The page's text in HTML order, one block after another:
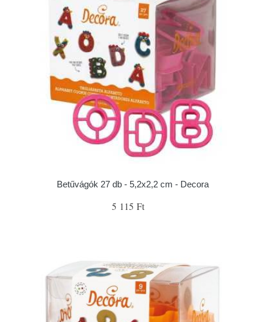
Betűvágók 27 db - 5,2x2,2 cm - Decora
5 115 Ft